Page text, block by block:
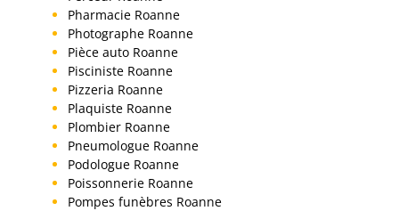
Pharmacie Roanne
Photographe Roanne
Pièce auto Roanne
Pisciniste Roanne
Pizzeria Roanne
Plaquiste Roanne
Plombier Roanne
Pneumologue Roanne
Podologue Roanne
Poissonnerie Roanne
Pompes funèbres Roanne